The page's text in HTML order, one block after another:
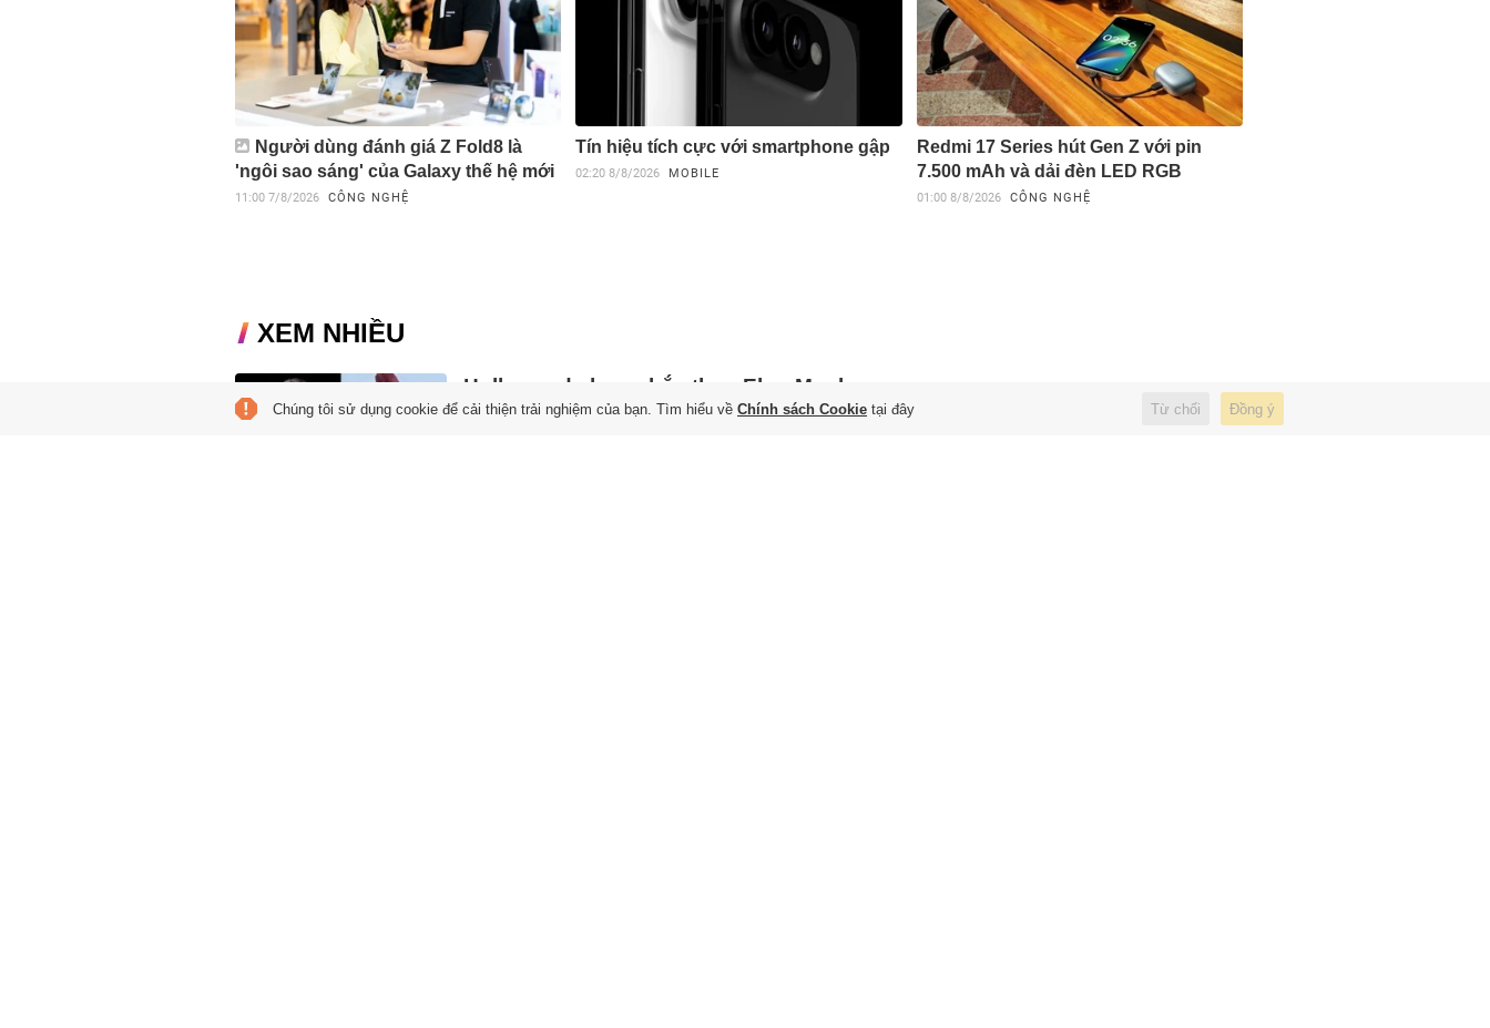
Người dùng đánh giá Z Fold8 là
'ngôi sao sáng' của Galaxy thế hệ mới
11:00 7/8/2026 CÔNG NGHỆ
Tín hiệu tích cực với smartphone gập
02:20 8/8/2026 MOBILE
Redmi 17 Series hút Gen Z với pin
7.500 mAh và dải đèn LED RGB
01:00 8/8/2026 CÔNG NGHỆ
XEM NHIỀU
Hollywood chưa chắc thua Elon Musk
10:54 8/8/2026
Chúng tôi sử dụng cookie để cải thiện trải nghiệm của bạn. Tìm hiểu về Chính sách Cookie tại đây Từ chối Đồng ý